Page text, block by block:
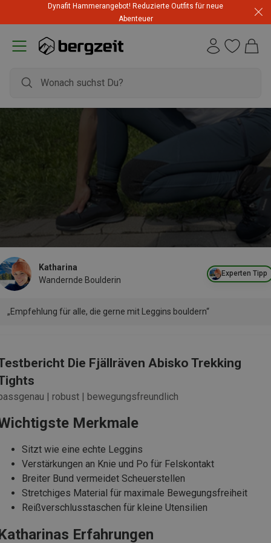
Dynafit Hammerangebot! Reduzierte Outfits für neue
Abenteuer
Experten Tipp
Katharina
Wandernde Boulderin
„Empfehlung für alle, die gerne mit Leggins bouldern“
Die Fjällräven Abisko Trekking
| robust | bewegungsfreundlich
Merkmale
Sitzt wie eine echte Leggins
Verstärkungen an Knie und Po für Felskontakt
Breiter Bund vermeidet Scheuerstellen
Stretchiges Material für maximale Bewegungsfreiheit
Reißverschlusstaschen für kleine Utensilien
Erfahrungen